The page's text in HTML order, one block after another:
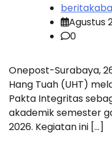
Agustus
0
Onepost-Surabaya,
Hang Tuah (UHT)
Pakta Integritas
akademik semester
2026. Kegiatan ini […]